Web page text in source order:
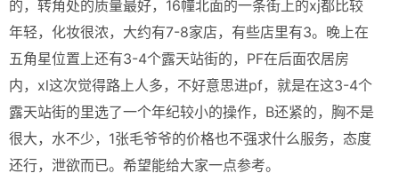
的，转角处的质量最好，16幢北面的一条街上的xj都比较
年轻，化妆很浓，大约有7-8家店，有些店里有3。晚上在
五角星位置上还有3-4个露天站街的，PF在后面农居房
内，xl这次觉得路上人多，不好意思进pf，就是在这3-4个
露天站街的里选了一个年纪较小的操作，B还紧的，胸不是
很大，水不少，1张毛爷爷的价格也不强求什么服务，态度
还行，泄欲而已。希望能给大家一点参考。